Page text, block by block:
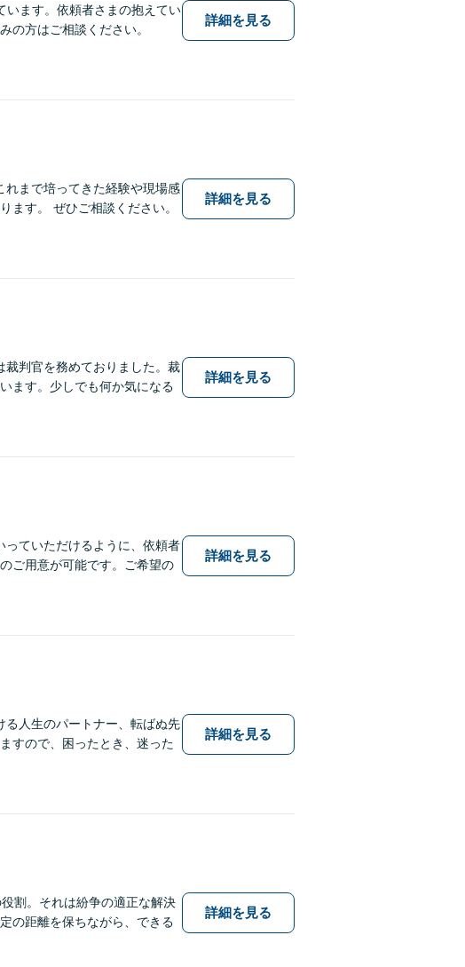
います。依頼者さまの抱えてい
の方はご相談ください。
詳細を見る
れまで培ってきた経験や現場感
ます。 ぜひご相談ください。
詳細を見る
裁判官を務めておりました。裁
ます。少しでも何か気になる
詳細を見る
っていただけるように、依頼者
ご用意が可能です。ご希望の
詳細を見る
る人生のパートナー、転ばぬ先
すので、困ったとき、迷った
詳細を見る
割。それは紛争の適正な解決
の距離を保ちながら、できる
詳細を見る